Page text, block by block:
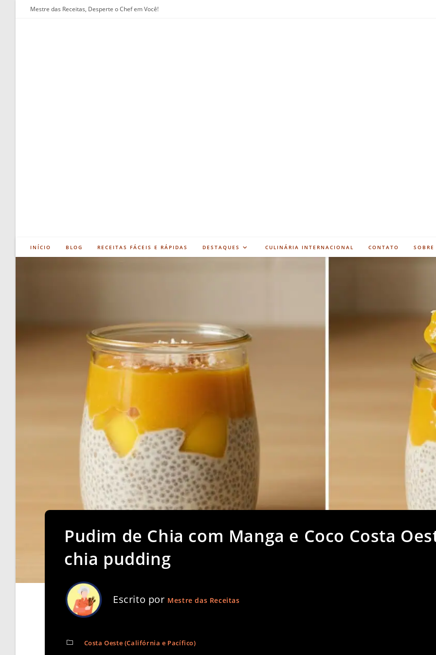
Mestre das Receitas, Desperte o Chef em Você!
INÍCIO BLOG RECEITAS FÁCEIS E RÁPIDAS DESTAQUES CULINÁRIA INTERNACIONAL CONTATO SOBRE
Pudim de Chia com Manga e Coco Costa
chia pudding
Escrito por Mestre das Receitas
Costa Oeste (Califórnia e Pacífico)